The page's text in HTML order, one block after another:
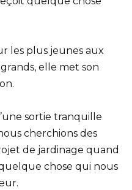
les plus jeunes aux
elle met son
sortie tranquille
cherchions des
de jardinage quand
chose qui nous